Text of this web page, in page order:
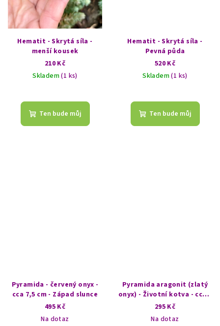
Hematit - Skrytá síla -
menší kousek
210 Kč
Skladem(1 ks)
Ten bude můj
Hematit - Skrytá síla -
Pevná půda
520 Kč
Skladem(1 ks)
Ten bude můj
Pyramida - červený onyx -
cca 7,5 cm - Západ slunce
495 Kč
Na dotaz
Pyramida aragonit (zlatý
onyx) - Životní kotva - cca 6
cm - Větrná hůrka
295 Kč
Na dotaz